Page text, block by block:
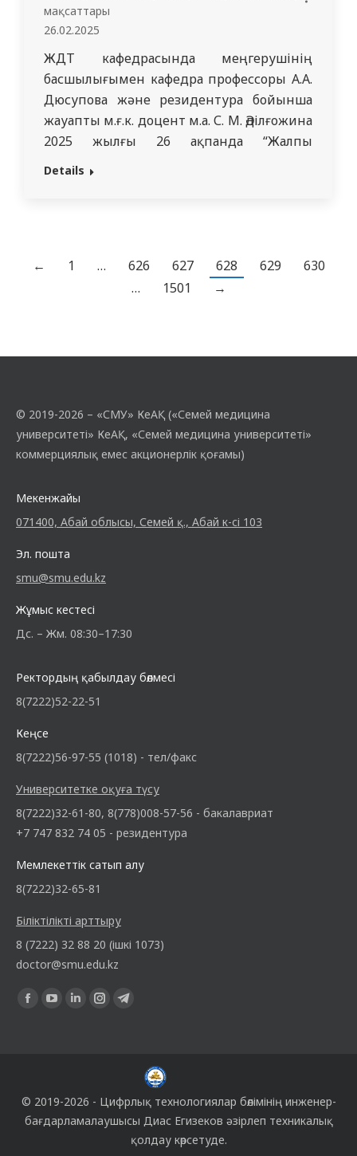
мақсаттары
26.02.2025
ЖДТ кафедрасында меңгерушінің
басшылығымен кафедра профессоры А.А.
Дюсупова және резидентура бойынша
жауапты м.ғ.к. доцент м.а. С. М. Әділғожина
2025 жылғы 26 ақпанда “Жалпы
дәрігерлік практика” мамандығының 6-
базалармен және оқу жағдайларымен
таныстыру мақсатында өткізіледі.
Details
← 1 … 626 627 628 629
630
…
1501 →
© 2019-2026 – «СМУ» КеАҚ («Семей медицина
университеті» КеАҚ, «Семей медицина университеті»
коммерциялық емес акционерлік қоғамы)
Мекенжайы
071400, Абай облысы, Семей қ., Абай к-сі 103
Эл. пошта
smu@smu.edu.kz
Жұмыс кестесі
Дс. – Жм. 08:30–17:30
Ректордың қабылдау бөлмесі
8(7222)52-22-51
Кеңсе
8(7222)56-97-55 (1018) - тел/факс
Университетке оқуға түсу
8(7222)32-61-80, 8(778)008-57-56 - бакалавриат
+7 747 832 74 05 - резидентура
Мемлекеттік сатып алу
8(7222)32-65-81
Біліктілікті арттыру
8 (7222) 32 88 20 (ішкі 1073)
doctor@smu.edu.kz
Find us on:
© 2019-2026 - Цифрлық технологиялар бөлімініңинженер-
бағдарламалаушысы Диас Егизеков әзірлеп техникалық
қолдау көрсетуде.